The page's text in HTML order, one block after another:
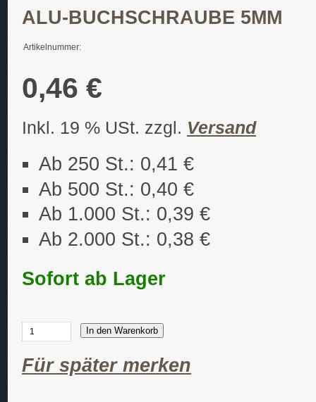
ALU-BUCHSCHRAUBE 5MM
Artikelnummer:
0,46 €
Inkl. 19 % USt. zzgl. Versand
Ab 250 St.: 0,41 €
Ab 500 St.: 0,40 €
Ab 1.000 St.: 0,39 €
Ab 2.000 St.: 0,38 €
Sofort ab Lager
In den Warenkorb
Für später merken